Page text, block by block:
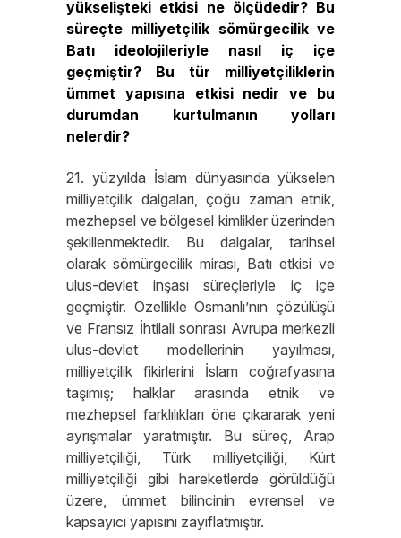
yükselişteki etkisi ne ölçüdedir? Bu
süreçte milliyetçilik sömürgecilik ve
Batı ideolojileriyle nasıl iç içe
geçmiştir? Bu tür milliyetçiliklerin
ümmet yapısına etkisi nedir ve bu
durumdan kurtulmanın yolları
nelerdir?
21. yüzyılda İslam dünyasında yükselen
milliyetçilik dalgaları, çoğu zaman etnik,
mezhepsel ve bölgesel kimlikler üzerinden
şekillenmektedir. Bu dalgalar, tarihsel
olarak sömürgecilik mirası, Batı etkisi ve
ulus-devlet inşası süreçleriyle iç içe
geçmiştir. Özellikle Osmanlı’nın çözülüşü
ve Fransız İhtilali sonrası Avrupa merkezli
ulus-devlet modellerinin yayılması,
milliyetçilik fikirlerini İslam coğrafyasına
taşımış; halklar arasında etnik ve
mezhepsel farklılıkları öne çıkararak yeni
ayrışmalar yaratmıştır. Bu süreç, Arap
milliyetçiliği, Türk milliyetçiliği, Kürt
milliyetçiliği gibi hareketlerde görüldüğü
üzere, ümmet bilincinin evrensel ve
kapsayıcı yapısını zayıflatmıştır.